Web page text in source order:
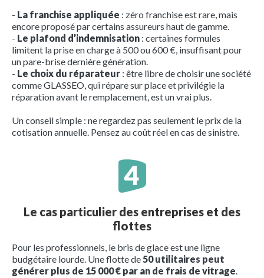
- La franchise appliquée : zéro franchise est rare, mais
encore proposé par certains assureurs haut de gamme.
- Le plafond d’indemnisation : certaines formules
limitent la prise en charge à 500 ou 600 €, insuffisant pour
un pare-brise dernière génération.
- Le choix du réparateur : être libre de choisir une société
comme GLASSEO, qui répare sur place et privilégie la
réparation avant le remplacement, est un vrai plus.
Un conseil simple : ne regardez pas seulement le prix de la
cotisation annuelle. Pensez au coût réel en cas de sinistre.
Le cas particulier des entreprises et des
flottes
Pour les professionnels, le bris de glace est une ligne
budgétaire lourde. Une flotte de50 utilitaires peut
générer plus de 15 000 € par an de frais de vitrage.